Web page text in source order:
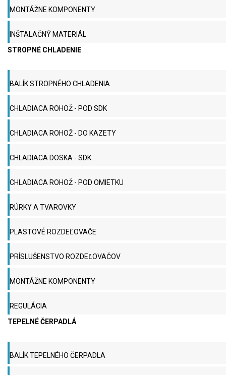
MONTÁŽNE KOMPONENTY
INŠTALAČNÝ MATERIÁL
STROPNÉ CHLADENIE
BALÍK STROPNÉHO CHLADENIA
CHLADIACA ROHOŽ - POD SDK
CHLADIACA ROHOŽ - DO KAZETY
CHLADIACA DOSKA - SDK
CHLADIACA ROHOŽ - POD OMIETKU
RÚRKY A TVAROVKY
PLASTOVÉ ROZDEĽOVAČE
PRÍSLUŠENSTVO ROZDEĽOVAČOV
MONTÁŽNE KOMPONENTY
REGULÁCIA
TEPELNÉ ČERPADLÁ
BALÍK TEPELNÉHO ČERPADLA